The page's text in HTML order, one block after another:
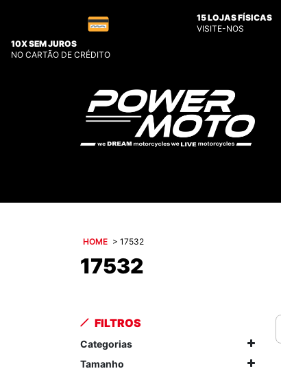
10X SEM JUROS
NO CARTÃO DE CRÉDITO
15 LOJAS FÍSICAS
VISITE-NOS
HOME > 17532
17532
FILTROS
Categorias
Tamanho